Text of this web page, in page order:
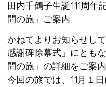
田内千鶴子生誕111周年
問の旅」ご案内
かねてよりお知らせし
感謝碑除幕式」にとも
問の旅」の詳細をご案内
今回の旅では、11月１